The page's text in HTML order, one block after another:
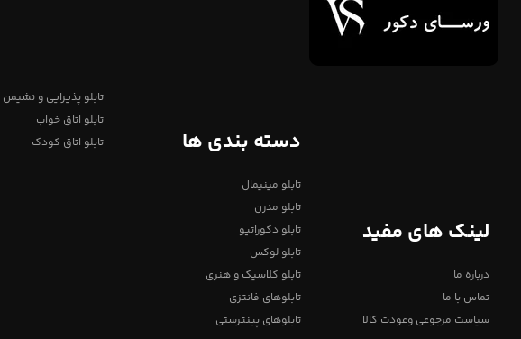
لینک های مفید
درباره ما
تماس با ما
سیاست مرجوعی وعودت کالا
دسته بندی ها
تابلو مینیمال
تابلو مدرن
تابلو دکوراتیو
تابلو لوکس
تابلو کلاسیک و هنری
تابلوهای فانتزی
تابلوهای پینترستی
تابلو پذیرایی و نشیمن
تابلو اتاق خواب
تابلو اتاق کودک